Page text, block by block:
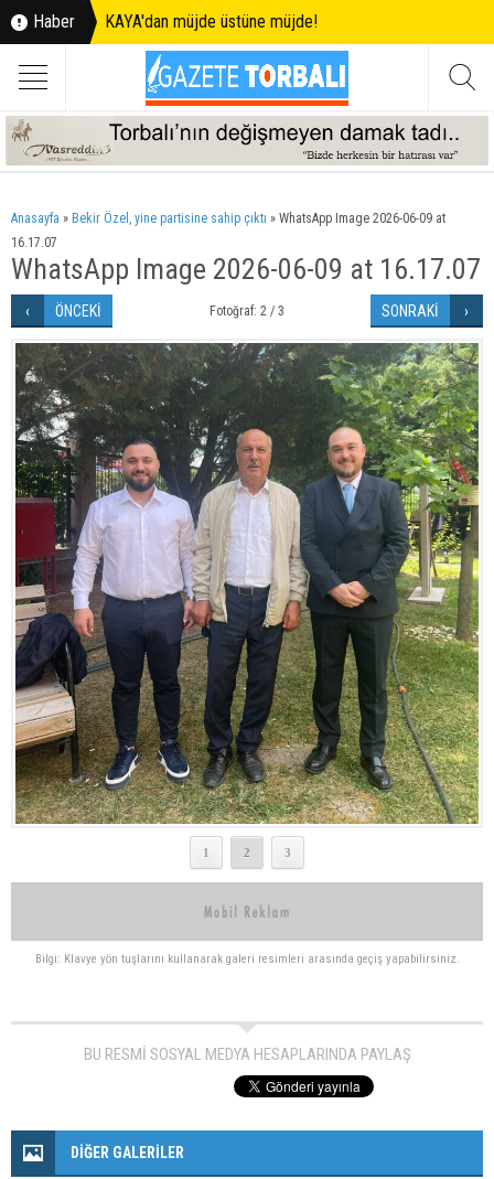
Haber KAYA'dan müjde üstüne müjde!
Anasayfa » Bekir Özel, yine partisine sahip çıktı » WhatsApp Image 2026-06-09 at
16.17.07
WhatsApp Image 2026-06-09 at 16.17.07
ÖNCEKİ Fotoğraf: 2 / 3 SONRAKİ
1 2 3
Bilgi: Klavye yön tuşlarını kullanarak galeri resimleri arasında geçiş yapabilirsiniz.
BU RESMİ SOSYAL MEDYA HESAPLARINDA PAYLAŞ
DİĞER GALERİLER